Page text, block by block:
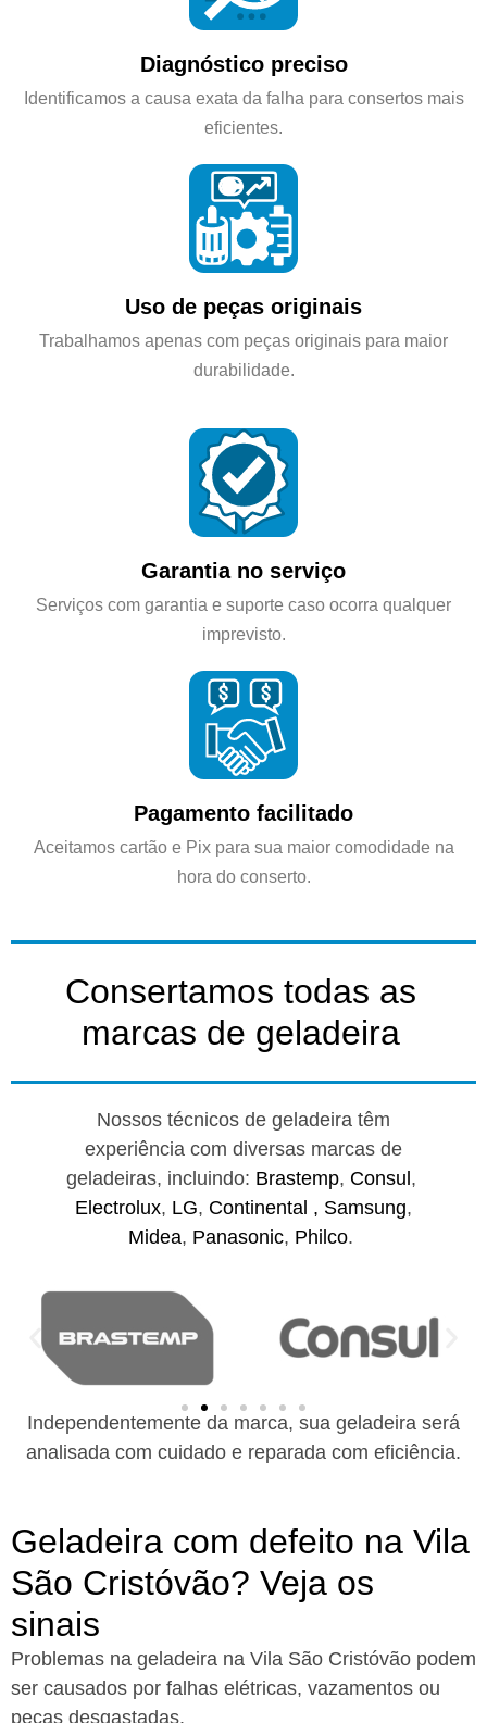
Diagnóstico preciso
Identificamos a causa exata da falha para consertos mais
eficientes.
Uso de peças originais
Trabalhamos apenas com peças originais para maior
durabilidade.
Garantia no serviço
Serviços com garantia e suporte caso ocorra qualquer
imprevisto.
Pagamento facilitado
Aceitamos cartão e Pix para sua maior comodidade na
hora do conserto.
Consertamos todas as
marcas de geladeira
Nossos técnicos de geladeira têm
experiência com diversas marcas de
geladeiras, incluindo: Brastemp, Consul ,
Electrolux, LG, Continental , Samsung,
Midea, Panasonic, Philco.
Independentemente da marca, sua geladeira será
analisada com cuidado e reparada com eficiência.
Geladeira com defeito na Vila
São Cristóvão? Veja os
sinais
Problemas na geladeira na Vila São Cristóvão podem
ser causados por falhas elétricas, vazamentos ou
peças desgastadas.